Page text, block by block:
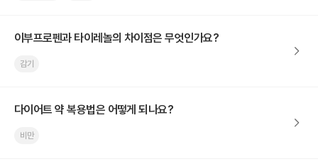
이부프로펜과 타이레놀의 차이점은 무엇인가요?
감기
다이어트 약 복용법은 어떻게 되나요?
비만